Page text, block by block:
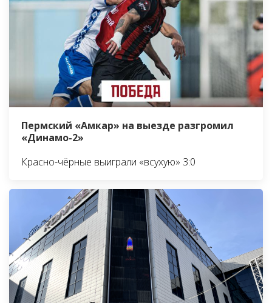
Пермский «Амкар» на выезде разгромил
«Динамо-2»
Красно-чёрные выиграли «всухую» 3:0